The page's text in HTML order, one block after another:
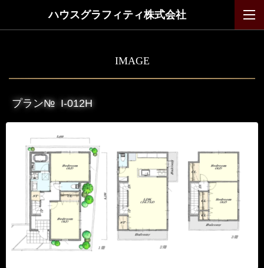
ハウスグラフィティ株式会社
IMAGE
プラン№ I-012H